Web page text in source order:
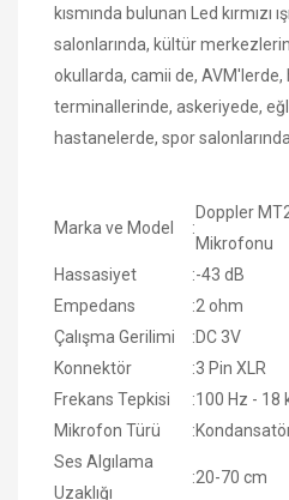
kısmında bulunan Led kırmızı
salonlarında, kültür
okullarda, camii de,
terminallerinde, askeriyede,
hastanelerde, spor
Marka ve Model :
Doppler
Mikrofonu
Hassasiyet
:-43 dB
Empedans
:2 ohm
Çalışma Gerilimi
:DC 3V
Konnektör
:3 Pin XLR
Frekans Tepkisi
:100 Hz - 18
Mikrofon Türü
:
Ses Algılama
Uzaklığı
:20-70 cm